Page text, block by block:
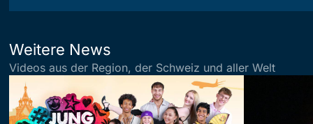
Weitere News
Videos aus der Region, der Schweiz und aller Welt